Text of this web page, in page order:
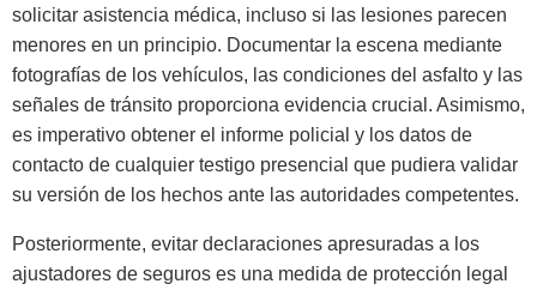
solicitar asistencia médica, incluso si las lesiones parecen
menores en un principio. Documentar la escena mediante
fotografías de los vehículos, las condiciones del asfalto y las
señales de tránsito proporciona evidencia crucial. Asimismo,
es imperativo obtener el informe policial y los datos de
contacto de cualquier testigo presencial que pudiera validar
su versión de los hechos ante las autoridades competentes.
Posteriormente, evitar declaraciones apresuradas a los
ajustadores de seguros es una medida de protección legal